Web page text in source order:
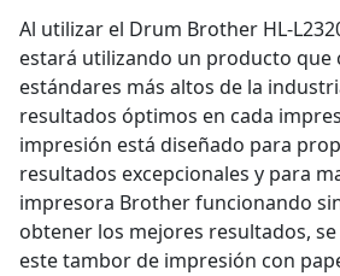
Al utilizar el Drum Brother HL-
estará utilizando un producto que
estándares más altos de la
resultados óptimos en cada
impresión está diseñado para
resultados excepcionales y para
impresora Brother funcionando
obtener los mejores resultados,
este tambor de impresión con